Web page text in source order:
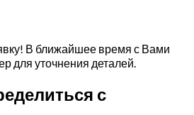
В ближайшее время с Вами
для уточнения деталей.
с